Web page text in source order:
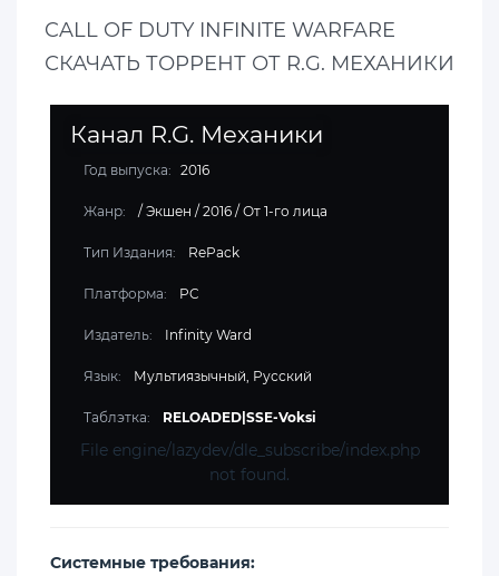
CALL OF DUTY INFINITE WARFARE
СКАЧАТЬ ТОРРЕНТ ОТ R.G. МЕХАНИКИ
Канал R.G. Механики
Год выпуска: 2016
Жанр: / Экшен / 2016 / От 1-го лица
Тип Издания: RePack
Платформа: PC
Издатель: Infinity Ward
Язык: Мультиязычный, Русский
Таблэтка: RELOADED|SSE-Voksi
File engine/lazydev/dle_subscribe/index.php
not found.
Cистемные требования: